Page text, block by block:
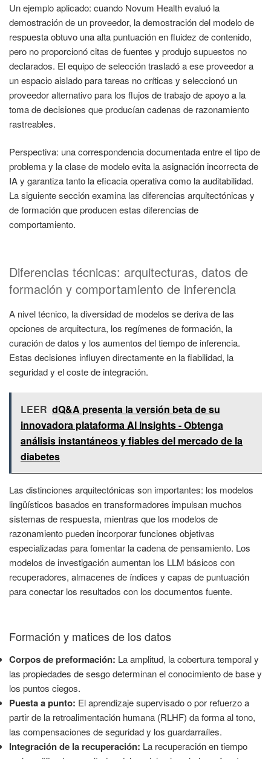
Un ejemplo aplicado: cuando Novum Health evaluó la
demostración de un proveedor, la demostración del modelo de
respuesta obtuvo una alta puntuación en fluidez de contenido,
pero no proporcionó citas de fuentes y produjo supuestos no
declarados. El equipo de selección trasladó a ese proveedor a
un espacio aislado para tareas no críticas y seleccionó un
proveedor alternativo para los flujos de trabajo de apoyo a la
toma de decisiones que producían cadenas de razonamiento
rastreables.
Perspectiva: una correspondencia documentada entre el tipo de
problema y la clase de modelo evita la asignación incorrecta de
IA y garantiza tanto la eficacia operativa como la auditabilidad.
La siguiente sección examina las diferencias arquitectónicas y
de formación que producen estas diferencias de
comportamiento.
Diferencias técnicas: arquitecturas, datos de
formación y comportamiento de inferencia
A nivel técnico, la diversidad de modelos se deriva de las
opciones de arquitectura, los regímenes de formación, la
curación de datos y los aumentos del tiempo de inferencia.
Estas decisiones influyen directamente en la fiabilidad, la
seguridad y el coste de integración.
LEER dQ&A presenta la versión beta de su
innovadora plataforma AI Insights - Obtenga
análisis instantáneos y fiables del mercado de la
diabetes
Las distinciones arquitectónicas son importantes: los modelos
lingüísticos basados en transformadores impulsan muchos
sistemas de respuesta, mientras que los modelos de
razonamiento pueden incorporar funciones objetivas
especializadas para fomentar la cadena de pensamiento. Los
modelos de investigación aumentan los LLM básicos con
recuperadores, almacenes de índices y capas de puntuación
para conectar los resultados con los documentos fuente.
Formación y matices de los datos
Corpos de preformación: La amplitud, la cobertura temporal y
las propiedades de sesgo determinan el conocimiento de base y
los puntos ciegos.
Puesta a punto: El aprendizaje supervisado o por refuerzo a
partir de la retroalimentación humana (RLHF) da forma al tono,
las compensaciones de seguridad y los guardarraíles.
Integración de la recuperación: La recuperación en tiempo